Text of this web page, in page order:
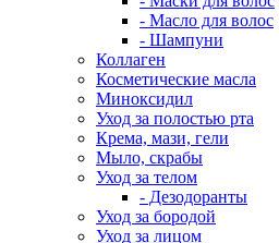
- Масло для волос
- Шампуни
Коллаген
Косметические масла
Миноксидил
Уход за полостью рта
Крема, мази, гели
Мыло, скрабы
Уход за телом
- Дезодоранты
Уход за бородой
Уход за лицом